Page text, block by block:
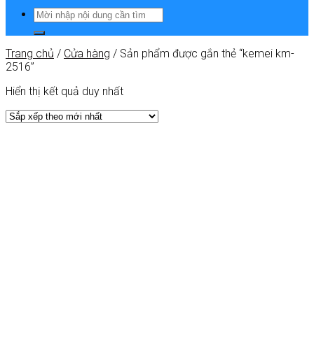
Trang chủ / Cửa hàng / Sản phẩm được gắn thẻ “kemei km-
2516”
Hiển thị kết quả duy nhất